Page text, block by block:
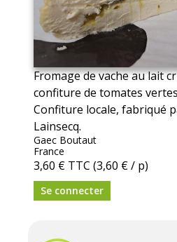
Fromage de vache au lait
confiture de tomates
Confiture locale, fabriqué
Lainsecq.
Gaec Boutaut
France
3,60 € TTC (3,60 € / p)
Se connecter